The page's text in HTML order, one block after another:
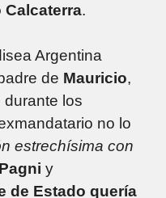
Calcaterra.
Argentina
de Mauricio,
los
no lo
estrechísima con
Pagni y
de Estado quería